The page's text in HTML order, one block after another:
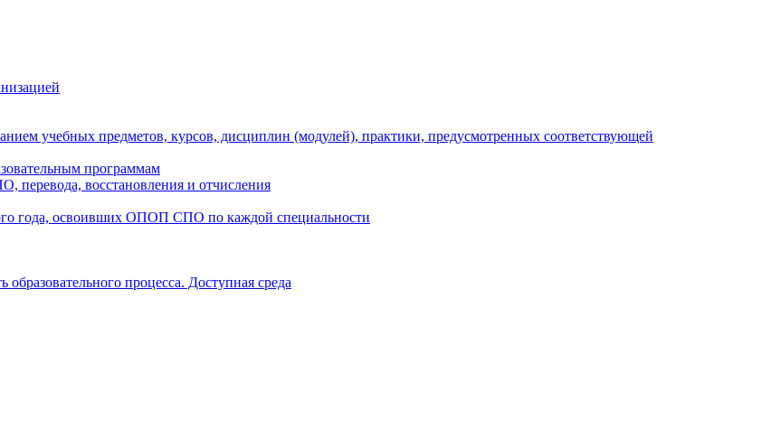
учебных предметов, курсов, дисциплин (модулей), практики, предусмотренных соответствующей
программам
перевода, восстановления и отчисления
года, освоивших ОПОП СПО по каждой специальности
процесса. Доступная среда